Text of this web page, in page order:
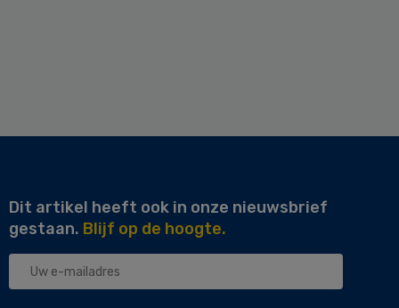
Dit artikel heeft ook in onze nieuwsbrief
gestaan. Blijf op de hoogte.
Uw